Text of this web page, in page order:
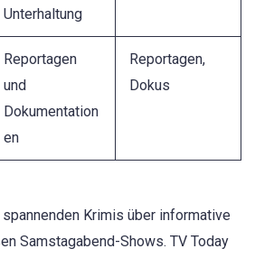
Unterhaltung
Reportagen
und
Dokumentation
en
Reportagen,
Dokus
Krimis über informative
Samstagabend-Shows. TV Today